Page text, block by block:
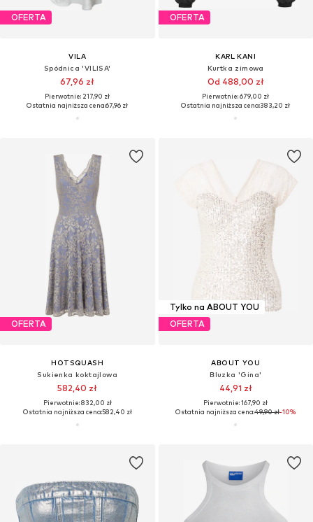
OFERTA
VILA
Spódnica 'VILISA'
67,96 zł
Pierwotnie: 217,90 zł
Ostatnia najniższa cena:67,96 zł
OFERTA
KARL KANI
Kurtka zimowa
Od 488,00 zł
Pierwotnie: 679,00 zł
Ostatnia najniższa cena:383,20 zł
OFERTA
HOTSQUASH
Sukienka koktajlowa
582,40 zł
Pierwotnie: 832,00 zł
Ostatnia najniższa cena:582,40 zł
Tylko na ABOUT YOU
OFERTA
ABOUT YOU
Bluzka 'Gina'
44,91 zł
Pierwotnie: 167,90 zł
Ostatnia najniższa cena:49,90 zł-10%